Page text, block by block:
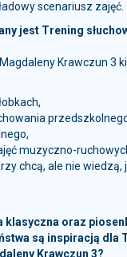
jest Trening
Krawczun 3
przedszkolnego
muzyczno-ruchowych,
chcą, ale nie wiedzą,
są inspiracją dla
Krawczun 3?